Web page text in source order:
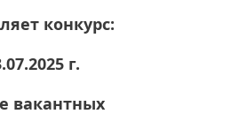
конкурс:
г.
вакантных